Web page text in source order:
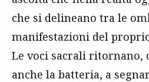
che si delineano tra le
manifestazioni del
Le voci sacrali ritornano,
anche la batteria, a